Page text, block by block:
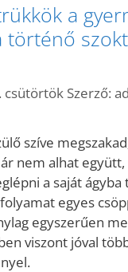
a
történő
csütörtök Szerző:
szíve
nem alhat együtt,
a saját
egyes
egyszerűen
viszont jóval